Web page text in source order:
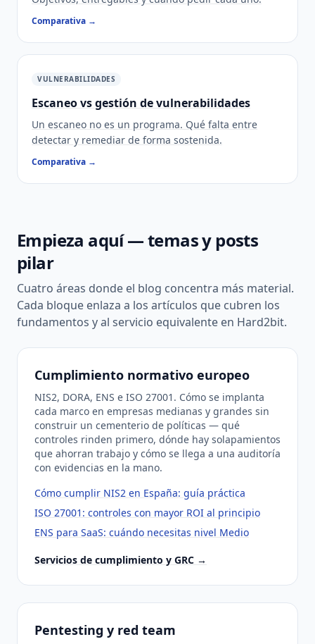
Comparativa →
VULNERABILIDADES
Escaneo vs gestión de vulnerabilidades
Un escaneo no es un programa. Qué falta entre
detectar y remediar de forma sostenida.
Comparativa →
Empieza aquí — temas y posts
pilar
Cuatro áreas donde el blog concentra más material.
Cada bloque enlaza a los artículos que cubren los
fundamentos y al servicio equivalente en Hard2bit.
Cumplimiento normativo europeo
NIS2, DORA, ENS e ISO 27001. Cómo se implanta
cada marco en empresas medianas y grandes sin
construir un cementerio de políticas — qué
controles rinden primero, dónde hay solapamientos
que ahorran trabajo y cómo se llega a una auditoría
con evidencias en la mano.
Cómo cumplir NIS2 en España: guía práctica
ISO 27001: controles con mayor ROI al principio
ENS para SaaS: cuándo necesitas nivel Medio
Servicios de cumplimiento y GRC →
Pentesting y red team